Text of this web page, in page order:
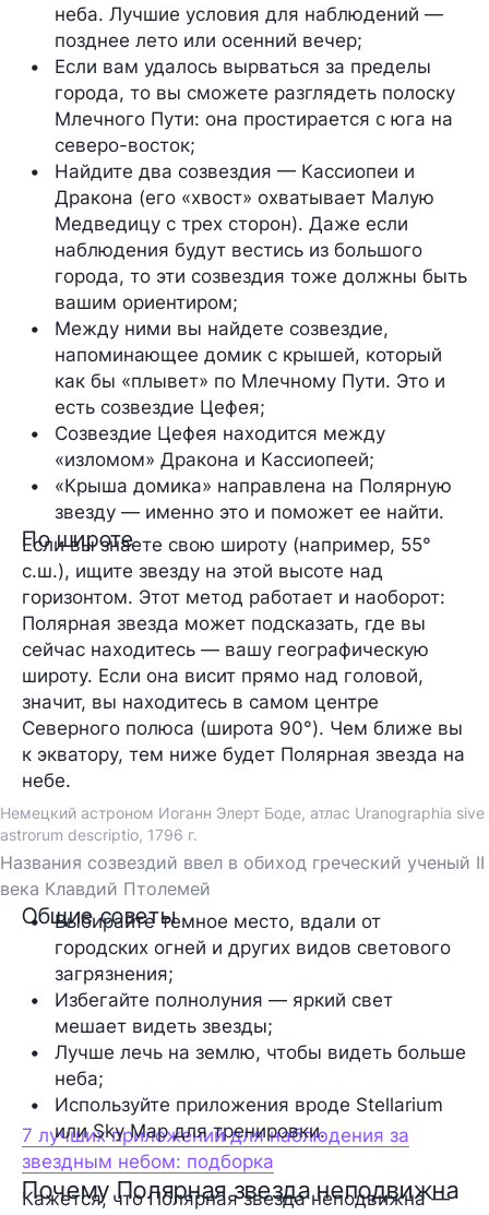
неба. Лучшие условия для наблюдений —
позднее лето или осенний вечер;
Если вам удалось вырваться за пределы
города, то вы сможете разглядеть полоску
Млечного Пути: она простирается с юга на
северо-восток;
Найдите два созвездия — Кассиопеи и
Дракона (его «хвост» охватывает Малую
Медведицу с трех сторон). Даже если
наблюдения будут вестись из большого
города, то эти созвездия тоже должны быть
вашим ориентиром;
Между ними вы найдете созвездие,
напоминающее домик с крышей, который
как бы «плывет» по Млечному Пути. Это и
есть созвездие Цефея;
Созвездие Цефея находится между
«изломом» Дракона и Кассиопеей;
«Крыша домика» направлена на Полярную
звезду — именно это и поможет ее найти.
По широте
Если вы знаете свою широту (например, 55°
с.ш.), ищите звезду на этой высоте над
горизонтом. Этот метод работает и наоборот:
Полярная звезда может подсказать, где вы
сейчас находитесь — вашу географическую
широту. Если она висит прямо над головой,
значит, вы находитесь в самом центре
Северного полюса (широта 90°). Чем ближе вы
к экватору, тем ниже будет Полярная звезда на
небе.
Немецкий астроном Иоганн Элерт Боде, атлас Uranographia sive
astrorum descriptio, 1796 г.
Названия созвездий ввел в обиход греческий ученый II
века Клавдий Птолемей
Общие советы
Выбирайте темное место, вдали от
городских огней и других видов светового
загрязнения;
Избегайте полнолуния — яркий свет
мешает видеть звезды;
Лучше лечь на землю, чтобы видеть больше
неба;
Используйте приложения вроде Stellarium
или Sky Map для тренировки.
7 лучших приложений для наблюдения за
звездным небом: подборка
Почему Полярная звезда неподвижна
Кажется, что Полярная звезда неподвижна —